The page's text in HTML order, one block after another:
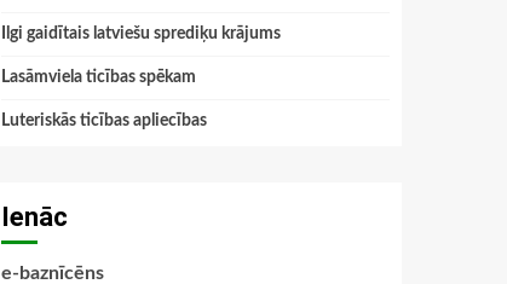
Ilgi gaidītais latviešu sprediķu krājums
Lasāmviela ticības spēkam
Luteriskās ticības apliecības
Ienāc
e-baznīcēns